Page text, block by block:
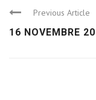
Previous Article
16 NOVEMBRE